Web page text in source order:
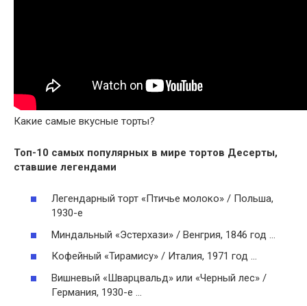
Какие самые вкусные торты?
Топ-10 самых популярных в мире тортов Десерты,
ставшие легендами
Легендарный торт «Птичье молоко» / Польша,
1930-е
Миндальный «Эстерхази» / Венгрия, 1846 год …
Кофейный «Тирамису» / Италия, 1971 год …
Вишневый «Шварцвальд» или «Черный лес» /
Германия, 1930-е …